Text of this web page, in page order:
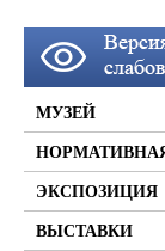
МУЗЕЙ
ЭКСПОЗИЦИЯ
ВЫСТАВКИ